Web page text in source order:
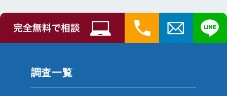
調査一覧